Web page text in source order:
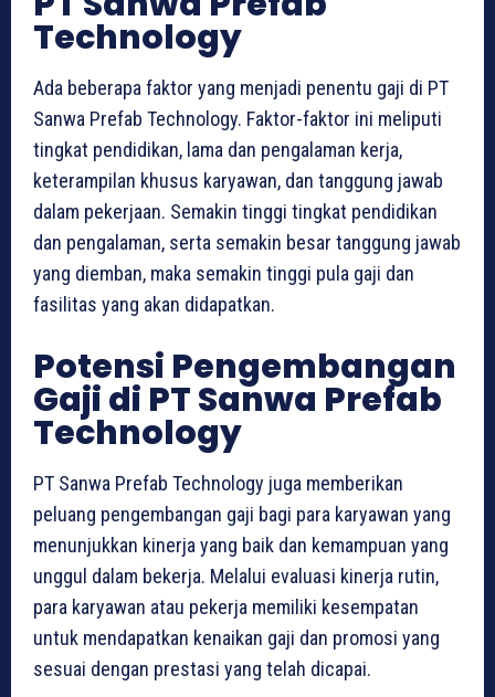
Technology
Ada beberapa faktor yang menjadi penentu gaji di PT
Sanwa Prefab Technology. Faktor-faktor ini meliputi
tingkat pendidikan, lama dan pengalaman kerja,
keterampilan khusus karyawan, dan tanggung jawab
dalam pekerjaan. Semakin tinggi tingkat pendidikan
dan pengalaman, serta semakin besar tanggung jawab
yang diemban, maka semakin tinggi pula gaji dan
fasilitas yang akan didapatkan.
Potensi Pengembangan
Gaji di PT Sanwa Prefab
Technology
PT Sanwa Prefab Technology juga memberikan
peluang pengembangan gaji bagi para karyawan yang
menunjukkan kinerja yang baik dan kemampuan yang
unggul dalam bekerja. Melalui evaluasi kinerja rutin,
para karyawan atau pekerja memiliki kesempatan
untuk mendapatkan kenaikan gaji dan promosi yang
sesuai dengan prestasi yang telah dicapai.